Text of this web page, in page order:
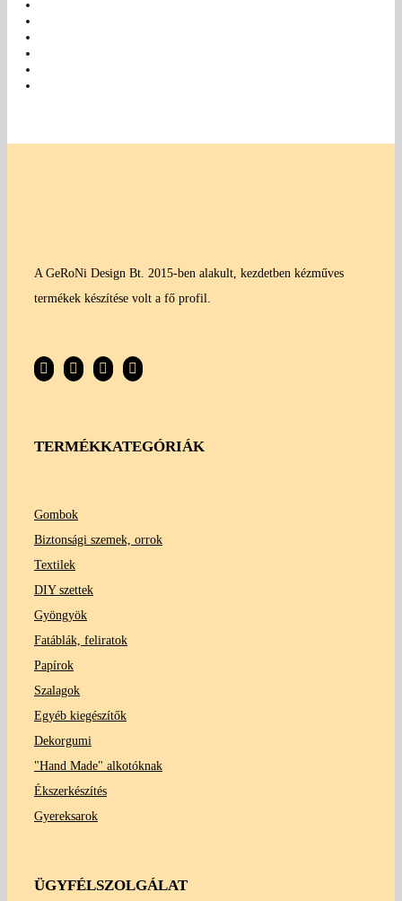
A GeRoNi Design Bt. 2015-ben alakult, kezdetben kézműves
termékek készítése volt a fő profil.
TERMÉKKATEGÓRIÁK
Gombok
Biztonsági szemek, orrok
Textilek
DIY szettek
Gyöngyök
Fatáblák, feliratok
Papírok
Szalagok
Egyéb kiegészítők
Dekorgumi
"Hand Made" alkotóknak
Ékszerkészítés
Gyereksarok
ÜGYFÉLSZOLGÁLAT